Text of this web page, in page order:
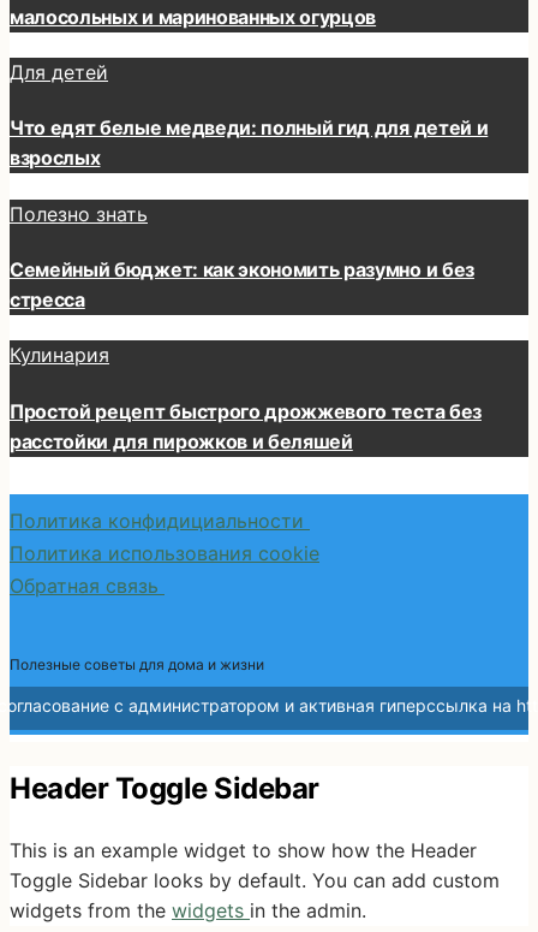
малосольных и маринованных огурцов
Для детей
Что едят белые медведи: полный гид для детей и
взрослых
Полезно знать
Семейный бюджет: как экономить разумно и без
стресса
Кулинария
Простой рецепт быстрого дрожжевого теста без
расстойки для пирожков и беляшей
Политика конфидициальности
Политика использования cookie
Обратная связь
Полезные советы для дома и жизни
Header Toggle Sidebar
This is an example widget to show how the Header
Toggle Sidebar looks by default. You can add custom
widgets from the widgets in the admin.